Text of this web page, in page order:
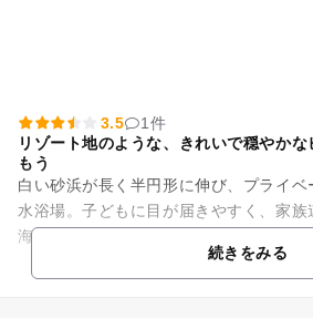
3.5
1件
リゾート地のような、きれいで穏やか
もう
白い砂浜が長く半円形に伸び、プライ
水浴場。子どもに目が届きやすく、家族
海辺のふれあいゾーン「小境海岸CCZ」
山連峰を眺めながらリゾー...続きをみる